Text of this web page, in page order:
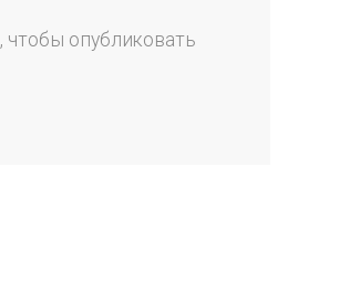
, чтобы опубликовать